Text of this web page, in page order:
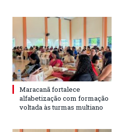
Maracanã fortalece
alfabetização com formação
voltada às turmas multiano